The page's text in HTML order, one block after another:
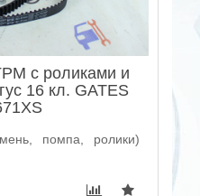
с роликами и
16 кл. GATES
помпа, ролики)